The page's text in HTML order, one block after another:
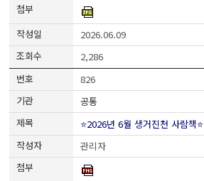
2026.06.09
2,286
826
공통
⭐2026년 6월 생거진천 사람책⭐
관리자